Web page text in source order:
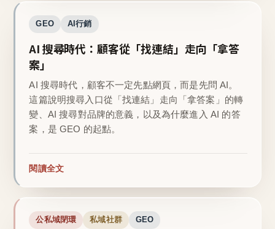
GEO AI行銷
AI 搜尋時代：顧客從「找連結」走向「拿答
案」
AI 搜尋時代，顧客不一定先點網頁，而是先問 AI。
這篇說明搜尋入口從「找連結」走向「拿答案」的轉
變、AI 搜尋對品牌的意義，以及為什麼進入 AI 的答
案，是 GEO 的起點。
閱讀全文
公私域閉環 私域社群 GEO